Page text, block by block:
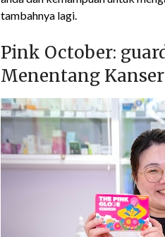
tambahnya lagi.
Pink October:
Menentang